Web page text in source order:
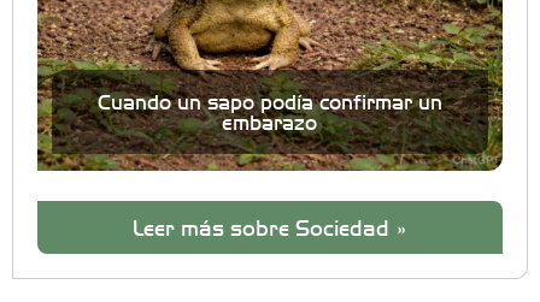
Cuando un sapo podía confirmar un
embarazo
Leer más sobre Sociedad »